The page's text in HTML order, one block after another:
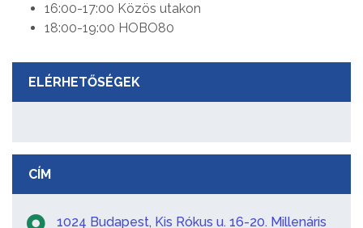
16:00-17:00 Közös utakon
18:00-19:00 HOBO80
ELÉRHETŐSÉGEK
CÍM
1024 Budapest, Kis Rókus u. 16-20. Millenáris